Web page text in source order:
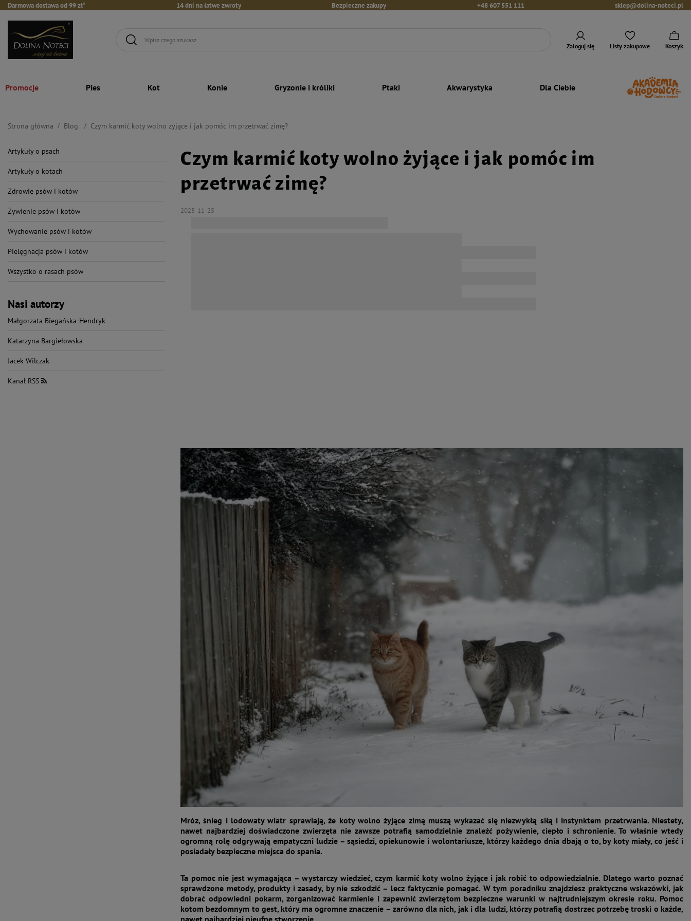
Darmowa dostawa od 99 zł* 14 dni na łatwe zwroty Bezpieczne zakupy +48 607 551 111 sklep@dolina-noteci.pl
Zaloguj się Listy zakupowe Koszyk
Promocje Pies Kot Konie Gryzonie i króliki Ptaki Akwarystyka Dla Ciebie
Strona główna Blog Czym karmić koty wolno żyjące i jak pomóc im przetrwać zimę?
Artykuły o psach
Artykuły o kotach
Zdrowie psów i kotów
Żywienie psów i kotów
Wychowanie psów i kotów
Pielęgnacja psów i kotów
Wszystko o rasach psów
Nasi autorzy
Małgorzata Biegańska-Hendryk
Katarzyna Bargiełowska
Jacek Wilczak
Kanał RSS
Czym karmić koty wolno żyjące i jak pomóc im
przetrwać zimę?
2025-11-25
Mróz, śnieg i lodowaty wiatr sprawiają, że koty wolno żyjące zimą muszą wykazać się niezwykłą siłą i instynktem przetrwania. Niestety,
nawet najbardziej doświadczone zwierzęta nie zawsze potrafią samodzielnie znaleźć pożywienie, ciepło i schronienie. To właśnie wtedy
ogromną rolę odgrywają empatyczni ludzie – sąsiedzi, opiekunowie i wolontariusze, którzy każdego dnia dbają o to, by koty miały, co jeść i
posiadały bezpieczne miejsca do spania.
Ta pomoc nie jest wymagająca – wystarczy wiedzieć, czym karmić koty wolno żyjące i jak robić to odpowiedzialnie. Dlatego warto poznać
sprawdzone metody, produkty i zasady, by nie szkodzić – lecz faktycznie pomagać. W tym poradniku znajdziesz praktyczne wskazówki, jak
dobrać odpowiedni pokarm, zorganizować karmienie i zapewnić zwierzętom bezpieczne warunki w najtrudniejszym okresie roku. Pomoc
kotom bezdomnym to gest, który ma ogromne znaczenie – zarówno dla nich, jak i dla ludzi, którzy potrafią dostrzec potrzebę troski o każde,